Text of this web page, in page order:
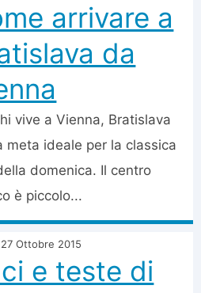
arrivare a
da
vive a Vienna, Bratislava
meta ideale per la classica
domenica. Il centro
è piccolo...
27 Ottobre 2015
e teste di